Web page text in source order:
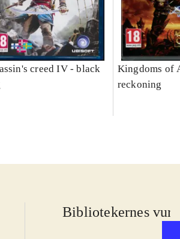
creed IV - black
Kingdoms of
reckoning
Bibliotekernes